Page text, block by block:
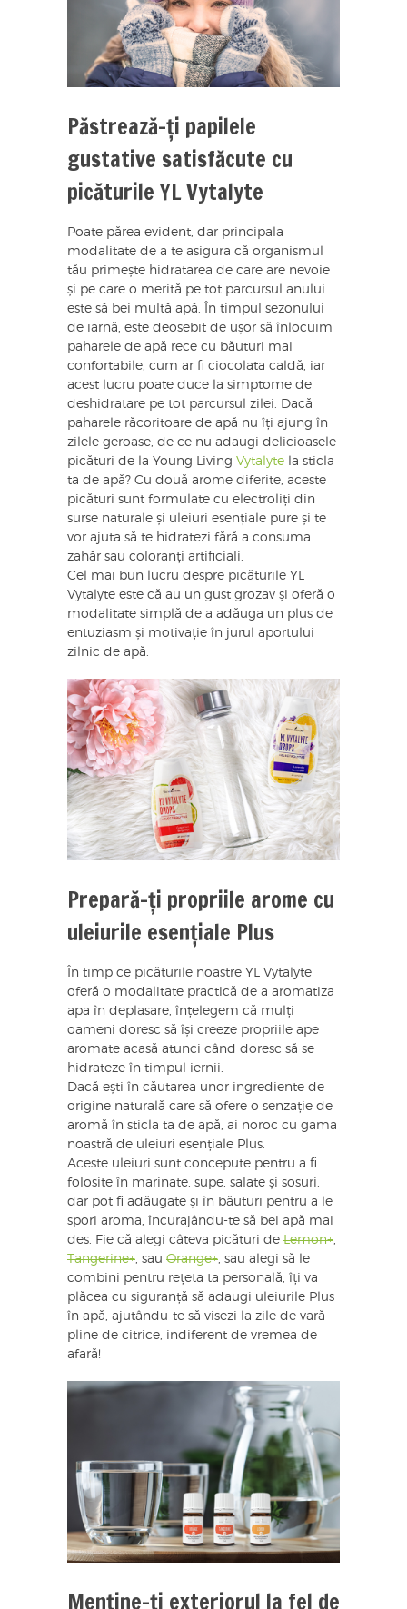
Păstrează-ți papilele
gustative satisfăcute cu
picăturile YL Vytalyte
Poate părea evident, dar principala
modalitate de a te asigura că organismul
tău primește hidratarea de care are nevoie
și pe care o merită pe tot parcursul anului
este să bei multă apă. În timpul sezonului
de iarnă, este deosebit de ușor să înlocuim
paharele de apă rece cu băuturi mai
confortabile, cum ar fi ciocolata caldă, iar
acest lucru poate duce la simptome de
deshidratare pe tot parcursul zilei. Dacă
paharele răcoritoare de apă nu îți ajung în
zilele geroase, de ce nu adaugi delicioasele
picături de la Young Living Vytalyte la sticla
ta de apă? Cu două arome diferite, aceste
picături sunt formulate cu electroliți din
surse naturale și uleiuri esențiale pure și te
vor ajuta să te hidratezi fără a consuma
zahăr sau coloranți artificiali.
Cel mai bun lucru despre picăturile YL
Vytalyte este că au un gust grozav și oferă o
modalitate simplă de a adăuga un plus de
entuziasm și motivație în jurul aportului
zilnic de apă.
Prepară-ți propriile arome cu
uleiurile esențiale Plus
În timp ce picăturile noastre YL Vytalyte
oferă o modalitate practică de a aromatiza
apa în deplasare, înțelegem că mulți
oameni doresc să își creeze propriile ape
aromate acasă atunci când doresc să se
hidrateze în timpul iernii.
Dacă ești în căutarea unor ingrediente de
origine naturală care să ofere o senzație de
aromă în sticla ta de apă, ai noroc cu gama
noastră de uleiuri esențiale Plus.
Aceste uleiuri sunt concepute pentru a fi
folosite în marinate, supe, salate și sosuri,
dar pot fi adăugate și în băuturi pentru a le
spori aroma, încurajându-te să bei apă mai
des. Fie că alegi câteva picături de Lemon+,
Tangerine+, sau Orange+, sau alegi să le
combini pentru rețeta ta personală, îți va
plăcea cu siguranță să adaugi uleiurile Plus
în apă, ajutându-te să visezi la zile de vară
pline de citrice, indiferent de vremea de
afară!
Menține-ți exteriorul la fel de